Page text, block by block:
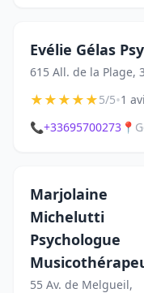
Evélie Gélas
615 All. de la Plage,
★★★★★5/5•1
📞+33695700273 📍
Marjolaine
Michelutti
Psychologue
55 Av. de Melgueil,